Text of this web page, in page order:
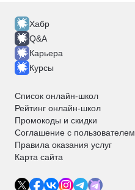
Хабр
Q&A
Карьера
Курсы
Список онлайн-школ
Рейтинг онлайн-школ
Промокоды и скидки
Соглашение с пользователем
Правила оказания услуг
Карта сайта